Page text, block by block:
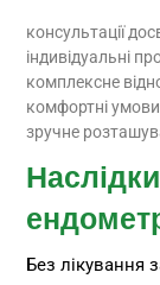
консультації
індивідуальні
комплексне
комфортні
зручне
Без лікування